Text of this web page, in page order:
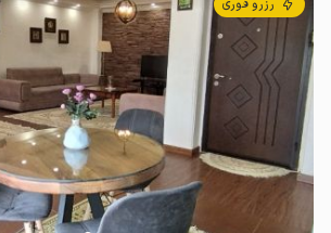
رزرو فوری